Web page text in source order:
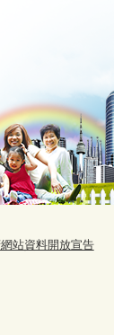
站資料開放宣告